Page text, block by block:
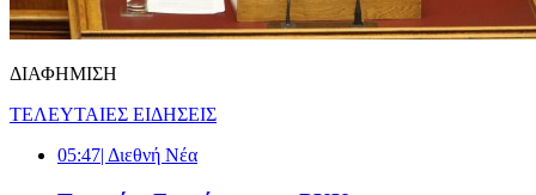
ΔΙΑΦΗΜΙΣΗ
ΤΕΛΕΥΤΑΙΕΣ ΕΙΔΗΣΕΙΣ
05:47| Διεθνή Νέα